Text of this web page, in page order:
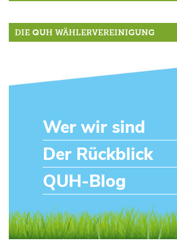
DIE QUH WÄHLERVEREINIGUNG
Wer wir sind
Der Rückblick
QUH-Blog